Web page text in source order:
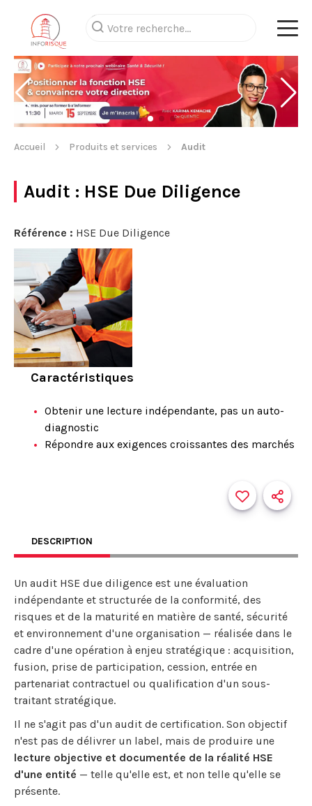
Accueil Produits et services Audit
Audit : HSE Due Diligence
Référence : HSE Due Diligence
Caractéristiques
Obtenir une lecture indépendante, pas un auto-
diagnostic
Répondre aux exigences croissantes des marchés
DESCRIPTION
Un audit HSE due diligence est une évaluation
indépendante et structurée de la conformité, des
risques et de la maturité en matière de santé, sécurité
et environnement d'une organisation — réalisée dans le
cadre d'une opération à enjeu stratégique : acquisition,
fusion, prise de participation, cession, entrée en
partenariat contractuel ou qualification d'un sous-
traitant stratégique.
Il ne s'agit pas d'un audit de certification. Son objectif
n'est pas de délivrer un label, mais de produire une
lecture objective et documentée de la réalité HSE
d'une entité — telle qu'elle est, et non telle qu'elle se
présente.